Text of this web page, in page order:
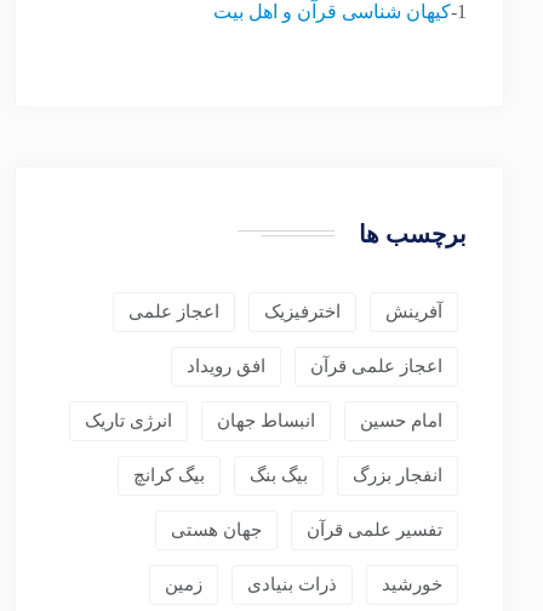
1- کیهان شناسی قرآن و اهل بیت
برچسب ها
آفرینش اخترفیزیک اعجاز علمی
اعجاز علمی قرآن افق رویداد
امام حسین انبساط جهان انرژی تاریک
انفجار بزرگ بیگ بنگ بیگ کرانچ
تفسیر علمی قرآن جهان هستی
خورشید ذرات بنیادی زمین